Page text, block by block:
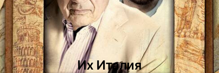
Их Италия